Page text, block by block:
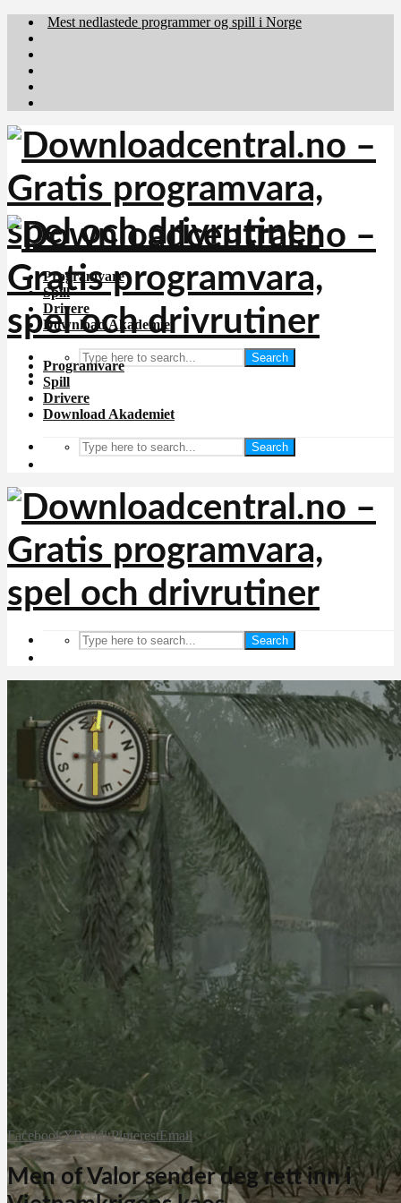
Mest nedlastede programmer og spill i Norge
Programvare
Spill
Drivere
Download Akademiet
Search
Programvare
Spill
Drivere
Download Akademiet
Search
Search
FacebookXRedditPinterestEmail
Men of Valor sender deg rett inn i